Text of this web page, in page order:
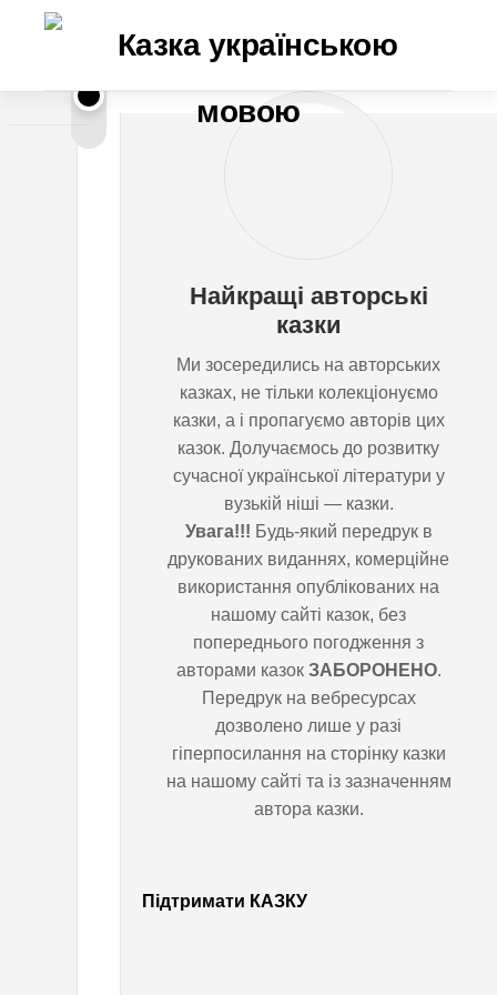
Перейти
к
д
о
д
е
р
е
в
а
Найкращі авторські
казки
Ми зосередились на авторських
казках, не тільки колекціонуємо
казки, а і пропагуємо авторів цих
казок. Долучаємось до розвитку
сучасної української літератури у
вузькій ніші — казки.
Увага!!! Будь-який передрук в
друкованих виданнях, комерційне
використання опублікованих на
нашому сайті казок, без
попереднього погодження з
авторами казокЗАБОРОНЕНО.
Передрук на вебресурсах
дозволено лише у разі
гіперпосилання на сторінку казки
на нашому сайті та із зазначенням
автора казки.
Підтримати КАЗКУ